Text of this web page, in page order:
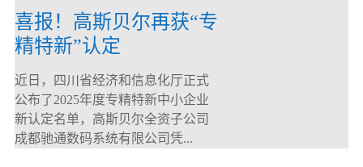
喜报！高斯贝尔再获“专
精特新”认定
近日，四川省经济和信息化厅正式
公布了2025年度专精特新中小企业
新认定名单，高斯贝尔全资子公司
成都驰通数码系统有限公司凭...